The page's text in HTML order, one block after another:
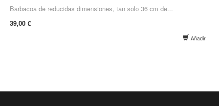
Barbacoa de reducidas dimensiones, tan solo 36 cm de...
39,00 €
Añadir